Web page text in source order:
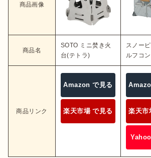
商品画像
商品名
SOTO ミニ焚き火
台(テトラ)
スノー
ルフコ
商品リンク
Amazon で見る
楽天市場 で見る 楽天市